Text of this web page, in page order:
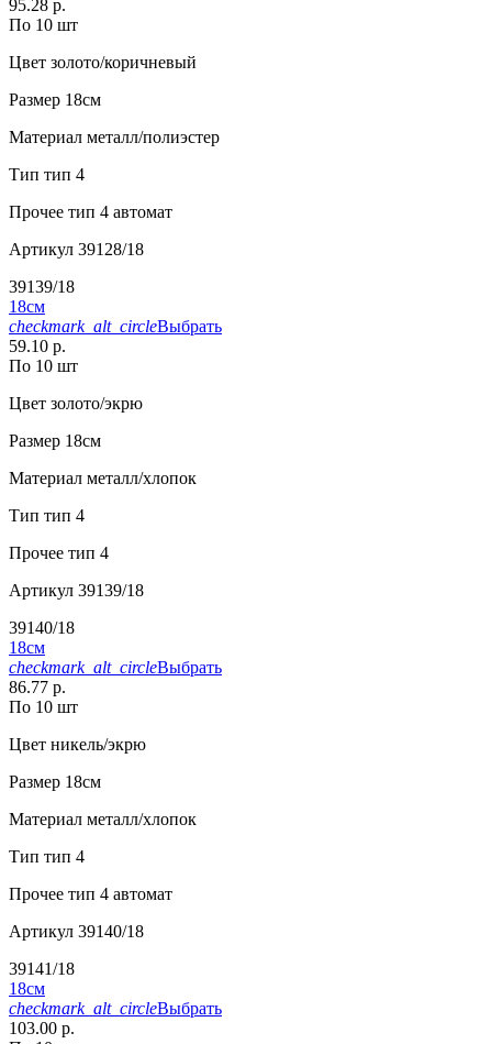
95.28 р.
По 10 шт
Цвет золото/коричневый
Размер 18см
Материал металл/полиэстер
Тип тип 4
Прочее тип 4 автомат
Артикул 39128/18
39139/18
18см
checkmark_alt_circleВыбрать
59.10 р.
По 10 шт
Цвет золото/экрю
Размер 18см
Материал металл/хлопок
Тип тип 4
Прочее тип 4
Артикул 39139/18
39140/18
18см
checkmark_alt_circleВыбрать
86.77 р.
По 10 шт
Цвет никель/экрю
Размер 18см
Материал металл/хлопок
Тип тип 4
Прочее тип 4 автомат
Артикул 39140/18
39141/18
18см
checkmark_alt_circleВыбрать
103.00 р.